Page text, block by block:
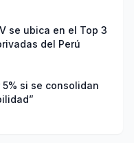
se ubica en el Top 3
del Perú
5% si se consolidan